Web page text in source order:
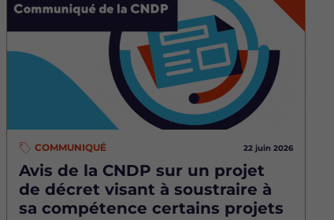
COMMUNIQUÉ 22 juin 2026
Avis de la CNDP sur un projet
de décret visant à soustraire à
sa compétence certains projets